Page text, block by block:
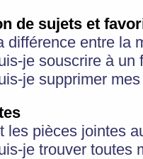
de sujets et
différence entre la
je souscrire à
je supprimer
les pièces jointes
je trouver toutes